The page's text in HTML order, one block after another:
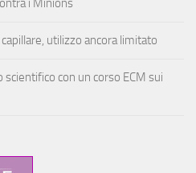
i Minions
utilizzo ancora limitato
scientifico con un corso ECM sui